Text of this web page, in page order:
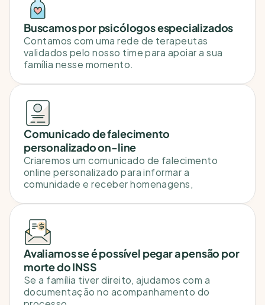
Buscamos por psicólogos especializados
Contamos com uma rede de terapeutas
validados pelo nosso time para apoiar a sua
família nesse momento.
Comunicado de falecimento
personalizado on-line
Criaremos um comunicado de falecimento
online personalizado para informar a
comunidade e receber homenagens,
Avaliamos se é possível pegar a pensão por
morte do INSS
Se a família tiver direito, ajudamos com a
documentação no acompanhamento do